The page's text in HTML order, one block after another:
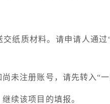
纸质材料。请申请人通过
尚未注册账号，请先转入
续该项目的填报。